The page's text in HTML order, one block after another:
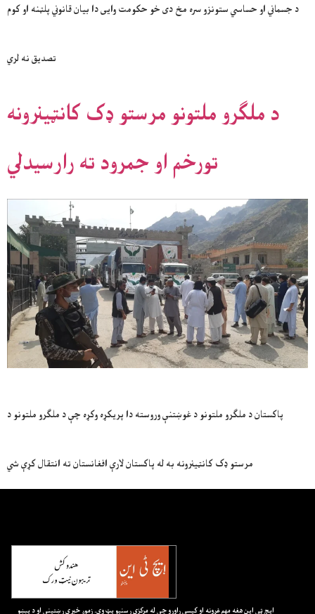
د جسماني او حساسي ستونزو سره مخ دی خو حکومت وایی دا بیان قانوني پلټنه او کوم
تصدیق نه لري
د ملګرو ملتونو مرستو ډک کانټینرونه
تورخم او جمرود ته رارسیدلي
پاکستان د ملګرو ملتونو د غوښتنې وروسته دا پریکړه وکړه چې د ملګرو ملتونو د
مرستو ډک کانټینرونه به له پاکستان لارې افغانستان ته انتقال کړې شي
ايچ ټي اين هغه مهم غږونه او کيسې راوړو چې له مرکزي رسنيو پټ وي. زموږ خبري رښتيني او د پېښو